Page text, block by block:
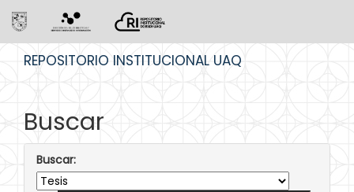
REPOSITORIO INSTITUCIONAL UAQ
Buscar
Buscar: